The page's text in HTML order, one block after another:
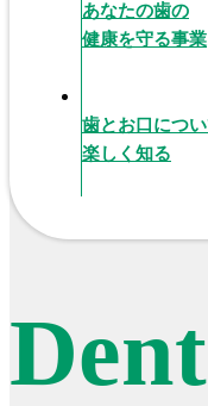
あなたの歯の
健康を守る事業
歯とお口につ
楽しく知る